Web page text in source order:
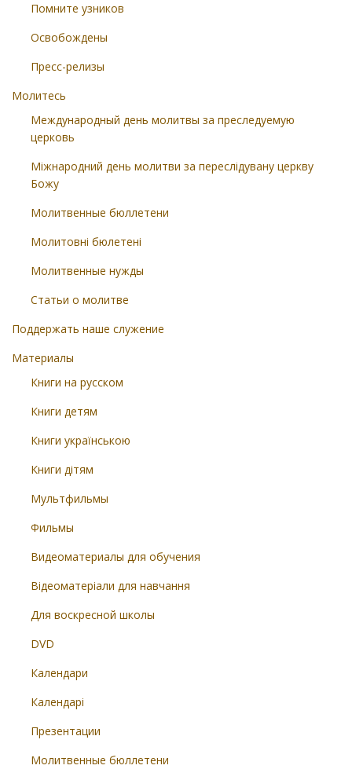
Помните узников
Освобождены
Пресс-релизы
Молитесь
Международный день молитвы за преследуемую
церковь
Міжнародний день молитви за переслідувану церкву
Божу
Молитвенные бюллетени
Молитовні бюлетені
Молитвенные нужды
Статьи о молитве
Поддержать наше служение
Материалы
Книги на русском
Книги детям
Книги українською
Книги дітям
Мультфильмы
Фильмы
Видеоматериалы для обучения
Відеоматеріали для навчання
Для воскресной школы
DVD
Календари
Календарі
Презентации
Молитвенные бюллетени